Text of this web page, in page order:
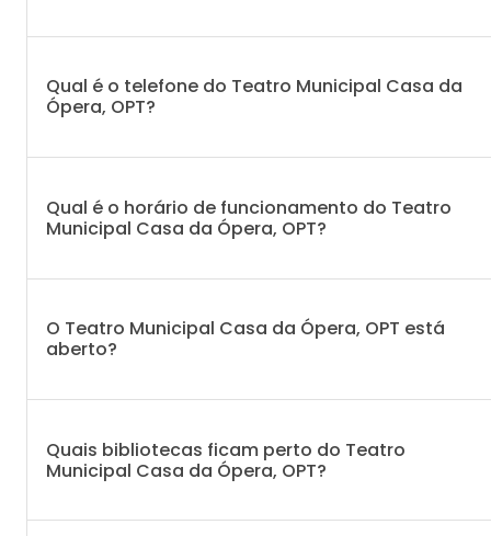
Qual é o telefone do Teatro Municipal Casa da
Ópera, OPT?
Qual é o horário de funcionamento do Teatro
Municipal Casa da Ópera, OPT?
O Teatro Municipal Casa da Ópera, OPT está
aberto?
Quais bibliotecas ficam perto do Teatro
Municipal Casa da Ópera, OPT?